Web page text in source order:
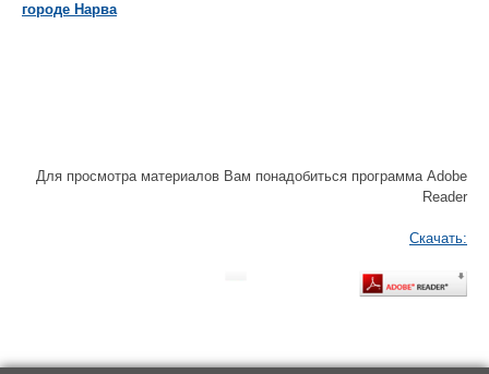
городе Нарва
Для просмотра материалов Вам понадобиться программа Adobe
Reader
Скачать: